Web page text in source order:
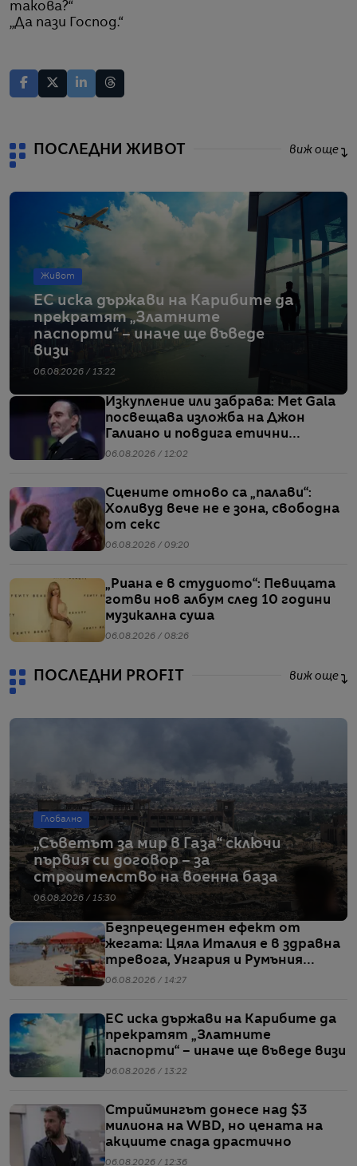
такова?“
„Да пази Господ.“
ПОСЛЕДНИ ЖИВОТ виж още
Живот
ЕС иска държави на Карибите да
прекратят „Златните
паспорти“ – иначе ще въведе
визи
06.08.2026 / 13:22
Изкупление или забрава: Met Gala
посвещава изложба на Джон
Галиано и повдига етични
въпроси
06.08.2026 / 12:02
Сцените отново са „палави“:
Холивуд вече не е зона, свободна
от секс
06.08.2026 / 09:20
„Риана е в студиото“: Певицата
готви нов албум след 10 години
музикална суша
06.08.2026 / 08:26
ПОСЛЕДНИ PROFIT виж още
Глобално
„Съветът за мир в Газа“ сключи
първия си договор – за
строителство на военна база
06.08.2026 / 15:30
Безпрецедентен ефект от
жегата: Цяла Италия е в здравна
тревога, Унгария и Румъния
пестят електричество
06.08.2026 / 14:27
ЕС иска държави на Карибите да
прекратят „Златните
паспорти“ – иначе ще въведе визи
06.08.2026 / 13:22
Стриймингът донесе над $3
милиона на WBD, но цената на
акциите спада драстично
06.08.2026 / 12:36